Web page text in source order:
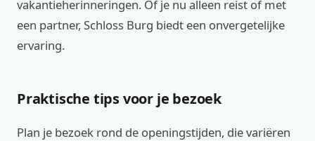
vakantieherinneringen. Of je nu alleen reist of met
een partner, Schloss Burg biedt een onvergetelijke
ervaring.
Praktische tips voor je bezoek
Plan je bezoek rond de openingstijden, die variëren